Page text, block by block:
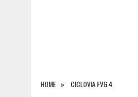
HOME CICLOVIA FVG 4